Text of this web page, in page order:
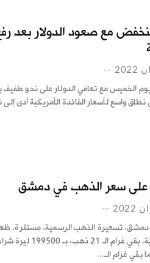
مع صعود الدولار بعد
--
الخميس مع تعافي الدولار على نحو طفيف
واسع لأسعار الفائدة الأمريكية أدى إلى
على سعر الذهب في دمشق
--
تسعيرة الذهب الرسمية، مستقرة،
الخميس. وحسب الجمعية، بقي غرام الـ 21 ذهب، بـ